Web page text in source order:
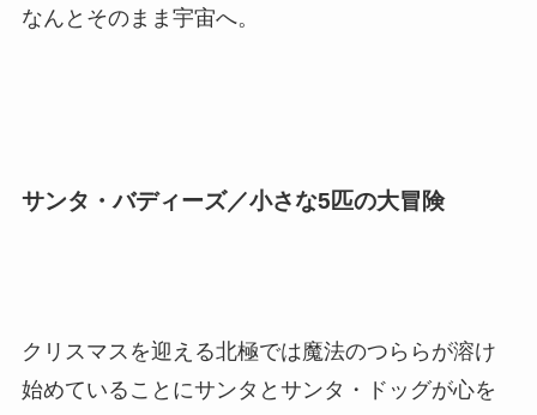
なんとそのまま宇宙へ。
サンタ・バディーズ／小さな5匹の大冒険
クリスマスを迎える北極では魔法のつららが溶け
始めていることにサンタとサンタ・ドッグが心を